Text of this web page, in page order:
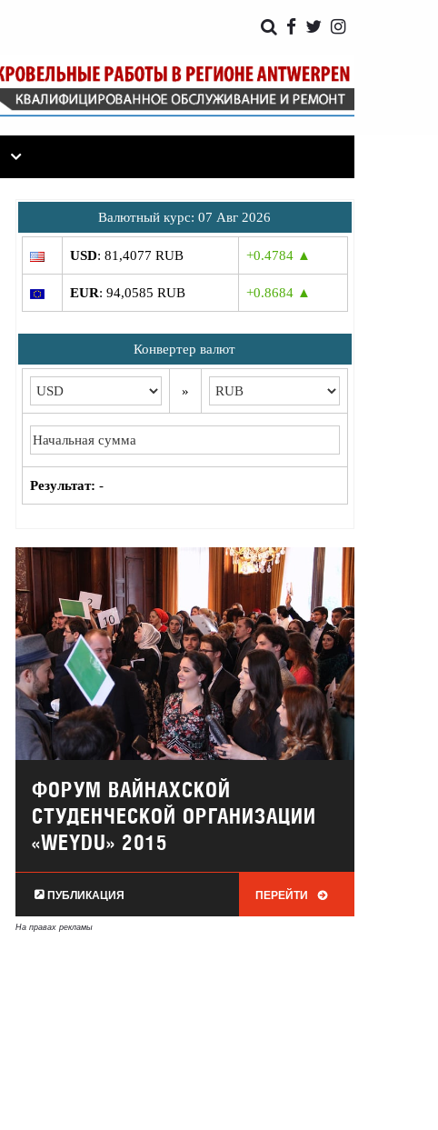
Bалютный курс: 07 Авг 2026
USD: 81,4077 RUB +0.4784 ▲
EUR: 94,0585 RUB +0.8684 ▲
Конвертер валют
»
Результат: -
ФОРУМ ВАЙНАХСКОЙ
СТУДЕНЧЕСКОЙ ОРГАНИЗАЦИИ
«WEYDU» 2015
ПУБЛИКАЦИЯ ПЕРЕЙТИ
На правах рекламы